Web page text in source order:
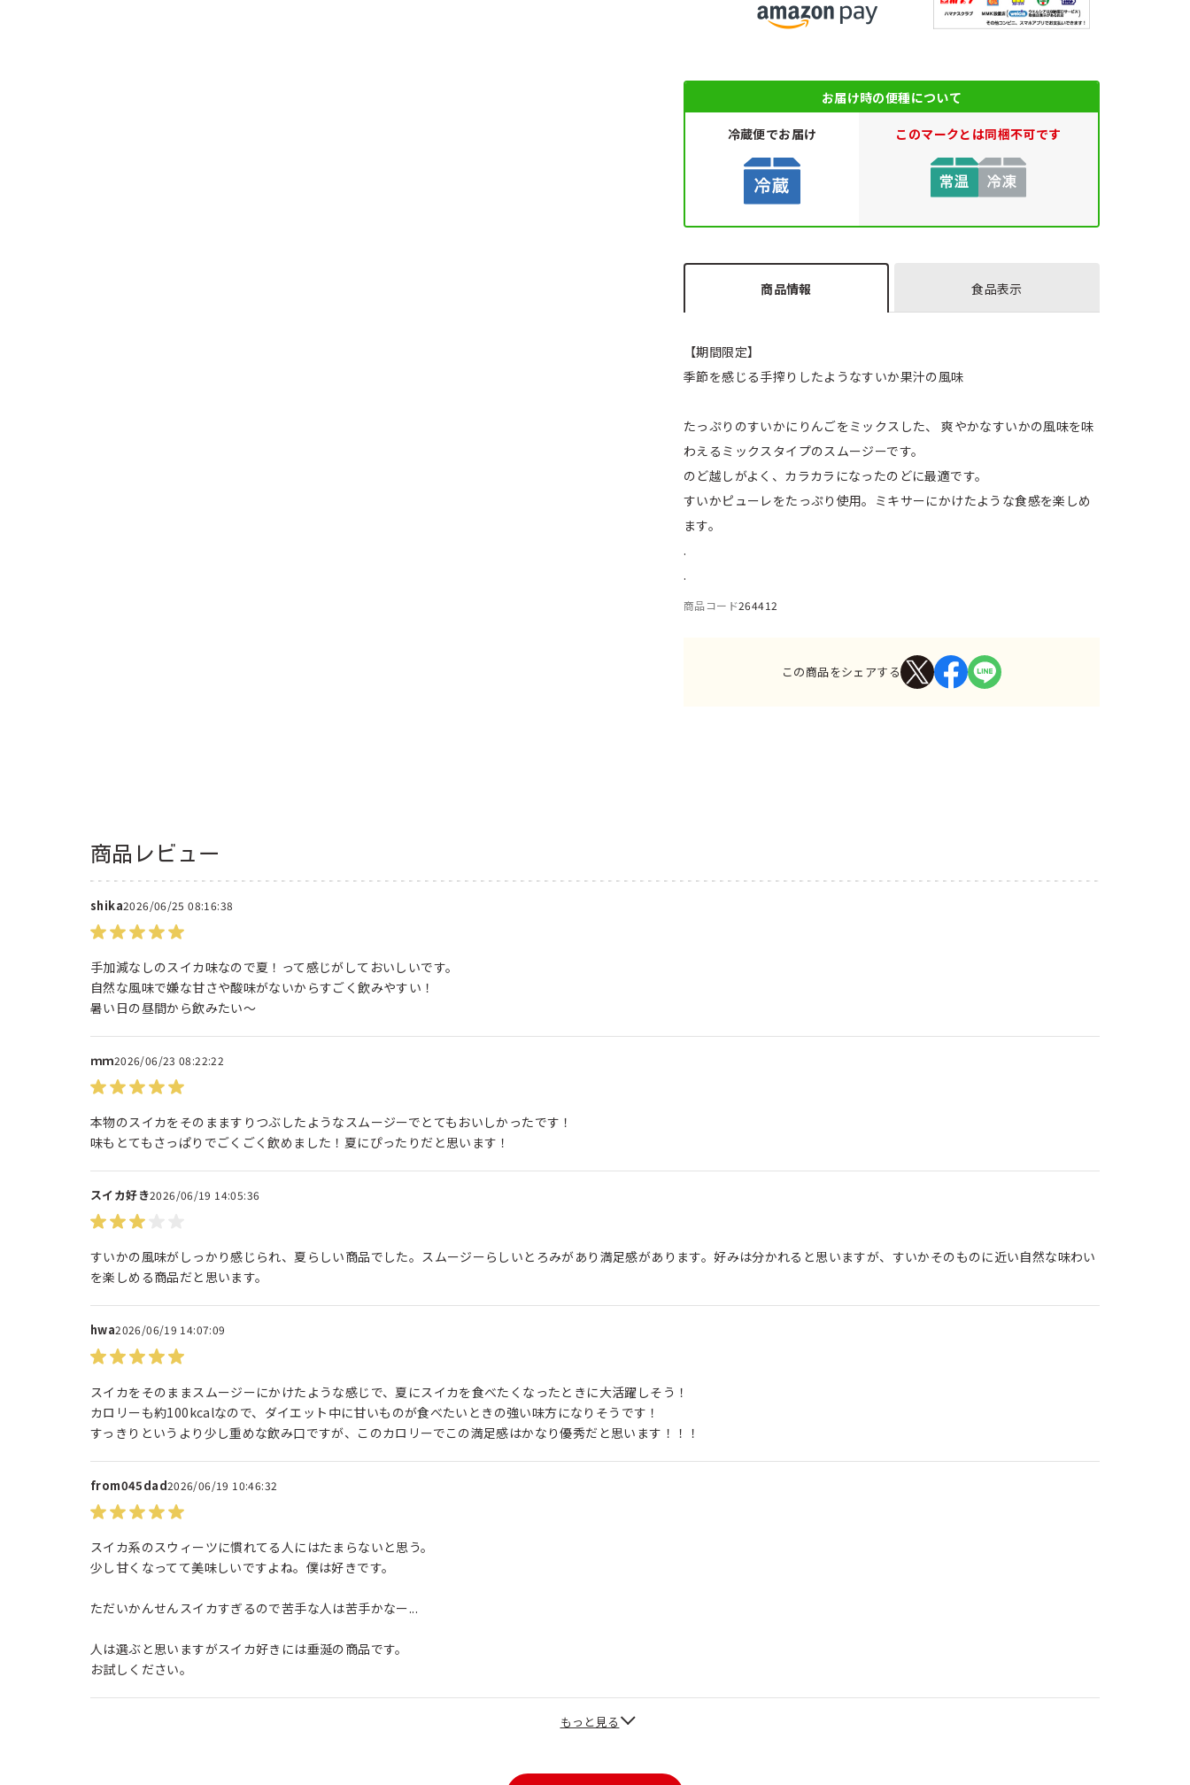
お届け時の便種について
冷蔵便でお届け このマークとは同梱不可です
商品情報
【期間限定】
季節を感じる手搾りしたようなすいか果汁の風味
たっぷりのすいかにりんごをミックスした、 爽やかなすいかの風味を味
わえるミックスタイプのスムージーです。
のど越しがよく、カラカラになったのどに最適です。
すいかピューレをたっぷり使用。ミキサーにかけたような食感を楽しめ
ます。
.
.
商品コード264412
食品表示
この商品をシェアする
商品レビュー
shika2026/06/25 08:16:38
手加減なしのスイカ味なので夏！って感じがしておいしいです。
自然な風味で嫌な甘さや酸味がないからすごく飲みやすい！
暑い日の昼間から飲みたい～
ｍｍ2026/06/23 08:22:22
本物のスイカをそのまますりつぶしたようなスムージーでとてもおいしかったです！
味もとてもさっぱりでごくごく飲めました！夏にぴったりだと思います！
スイカ好き2026/06/19 14:05:36
すいかの風味がしっかり感じられ、夏らしい商品でした。スムージーらしいとろみがあり満足感があります。好みは分かれると思いますが、すいかそのものに近い自然な味わい
を楽しめる商品だと思います。
hwa2026/06/19 14:07:09
スイカをそのままスムージーにかけたような感じで、夏にスイカを食べたくなったときに大活躍しそう！
カロリーも約100kcalなので、ダイエット中に甘いものが食べたいときの強い味方になりそうです！
すっきりというより少し重めな飲み口ですが、このカロリーでこの満足感はかなり優秀だと思います！！！
from045dad2026/06/19 10:46:32
スイカ系のスウィーツに慣れてる人にはたまらないと思う。
少し甘くなってて美味しいですよね。僕は好きです。
ただいかんせんスイカすぎるので苦手な人は苦手かなー...
人は選ぶと思いますがスイカ好きには垂涎の商品です。
お試しください。
もっと見る